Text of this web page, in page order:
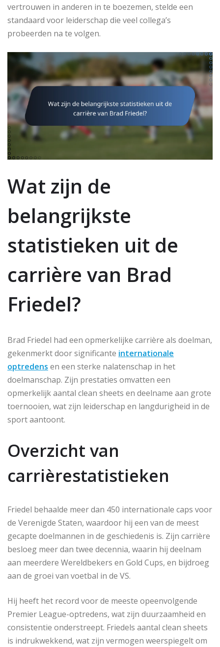
vertrouwen in anderen in te boezemen, stelde een
standaard voor leiderschap die veel collega’s
probeerden na te volgen.
Wat zijn de
belangrijkste
statistieken uit de
carrière van Brad
Friedel?
Brad Friedel had een opmerkelijke carrière als doelman,
gekenmerkt door significante internationale
optredens en een sterke nalatenschap in het
doelmanschap. Zijn prestaties omvatten een
opmerkelijk aantal clean sheets en deelname aan grote
toernooien, wat zijn leiderschap en langdurigheid in de
sport aantoont.
Overzicht van
carrièrestatistieken
Friedel behaalde meer dan 450 internationale caps voor
de Verenigde Staten, waardoor hij een van de meest
gecapte doelmannen in de geschiedenis is. Zijn carrière
besloeg meer dan twee decennia, waarin hij deelnam
aan meerdere Wereldbekers en Gold Cups, en bijdroeg
aan de groei van voetbal in de VS.
Hij heeft het record voor de meeste opeenvolgende
Premier League-optredens, wat zijn duurzaamheid en
consistentie onderstreept. Friedels aantal clean sheets
is indrukwekkend, wat zijn vermogen weerspiegelt om